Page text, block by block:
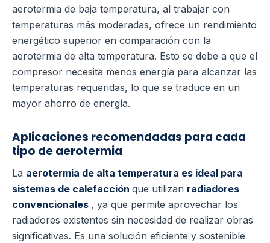
aerotermia de baja temperatura, al trabajar con
temperaturas más moderadas, ofrece un rendimiento
energético superior en comparación con la
aerotermia de alta temperatura. Esto se debe a que el
compresor necesita menos energía para alcanzar las
temperaturas requeridas, lo que se traduce en un
mayor ahorro de energía.
Aplicaciones recomendadas para cada
tipo de aerotermia
La aerotermia de alta temperatura es ideal para
sistemas de calefacción que utilizan radiadores
convencionales , ya que permite aprovechar los
radiadores existentes sin necesidad de realizar obras
significativas. Es una solución eficiente y sostenible